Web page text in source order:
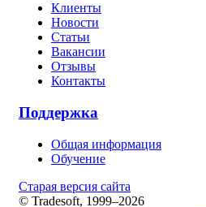
Клиенты
Новости
Статьи
Вакансии
Отзывы
Контакты
Поддержка
Общая информация
Обучение
Старая версия сайта
© Tradesoft, 1999–2026